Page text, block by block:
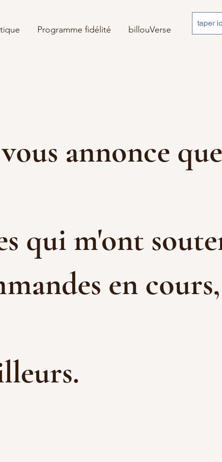
Programme fidélité billouVerse
annonce
qui m'ont
en